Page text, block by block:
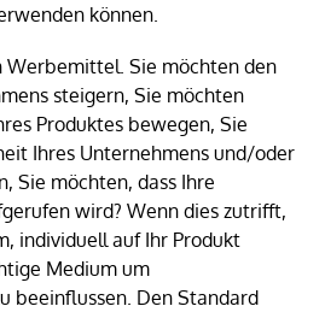
können.
Werbemittel. Sie möchten den
steigern, Sie möchten
Produktes bewegen, Sie
Ihres Unternehmens und/oder
Sie möchten, dass Ihre
wird? Wenn dies zutrifft,
individuell auf Ihr Produkt
Medium um
beeinflussen. Den Standard